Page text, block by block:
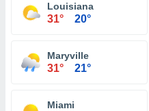
Louisiana
31° 20°
Maryville
31° 21°
Miami